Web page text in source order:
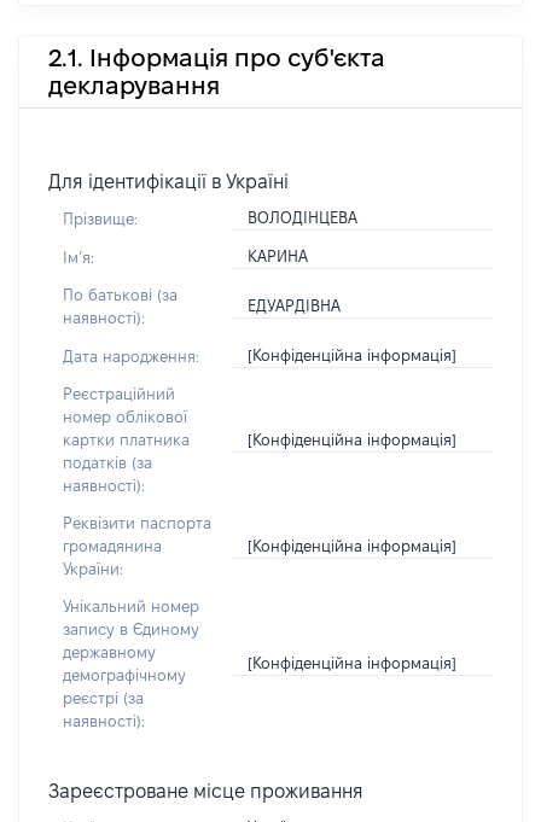
2.1. Інформація про суб'єкта
декларування
Для ідентифікації в Україні
Прізвище: ВОЛОДІНЦЕВА
Імʼя: КАРИНА
По батькові (за
наявності):
ЕДУАРДІВНА
Дата народження: [Конфіденційна інформація]
Реєстраційний
номер облікової
картки платника
податків (за
наявності):
[Конфіденційна інформація]
Реквізити паспорта
громадянина
України:
[Конфіденційна інформація]
Унікальний номер
запису в Єдиному
державному
демографічному
реєстрі (за
наявності):
[Конфіденційна інформація]
Зареєстроване місце проживання